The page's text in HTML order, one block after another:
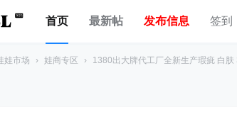
首页 最新帖 发布信息 签到
娃市场 › 娃商专区 › 1380出大牌代工厂全新生产瑕疵 白肤